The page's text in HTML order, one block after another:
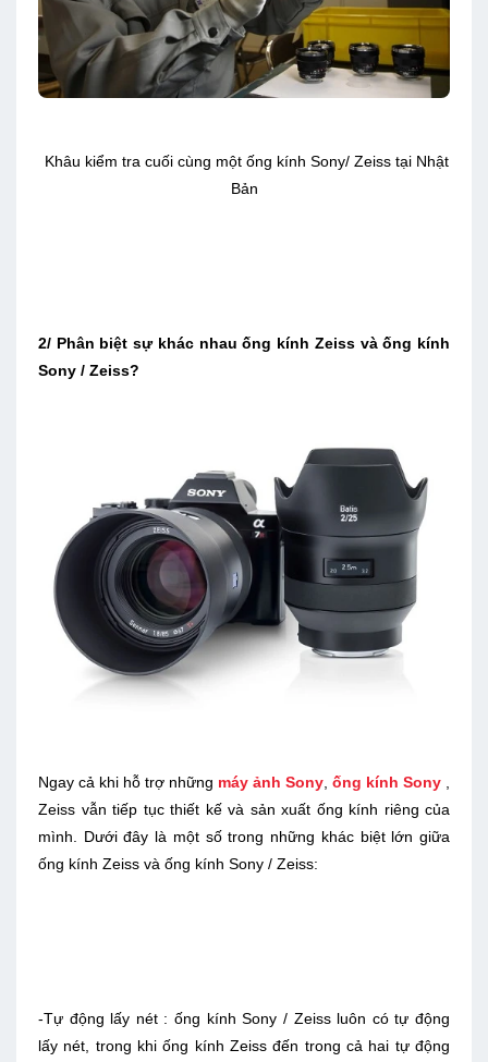
Khâu kiểm tra cuối cùng một ống kính Sony/ Zeiss tại Nhật
Bản
2/ Phân biệt sự khác nhau ống kính Zeiss và ống kính
Sony / Zeiss?
Ngay cả khi hỗ trợ những máy ảnh Sony ống kính Sony
Zeiss vẫn tiếp tục thiết kế và sản xuất ống kính riêng của
mình. Dưới đây là một số trong những khác biệt lớn giữa
ống kính Zeiss và ống kính Sony / Zeiss:
-Tự động lấy nét : ống kính Sony / Zeiss luôn có tự động
lấy nét, trong khi ống kính Zeiss đến trong cả hai tự động